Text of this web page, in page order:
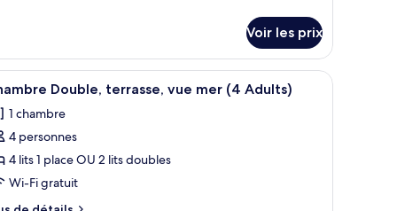
Voir les prix
Wi-Fi gratuit, draps fournis Coffres-forts dans les chambres, bureau,
12 Double, terrasse, vue mer (4 Adults)
1 chambre
4 personnes
4 lits 1 place OU 2 lits doubles
Wi-Fi gratuit